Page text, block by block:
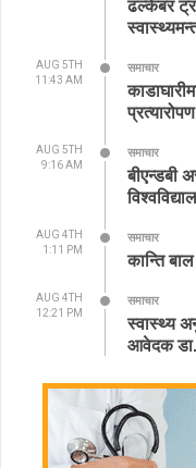
ढल्केबर
AUG 5TH
11:43 AM
समाचार
AUG 5TH
9:16 AM
समाचार
बीएन्डबी
AUG 4TH
1:11 PM
समाचार
कान्ति
AUG 4TH
12:21 PM
समाचार
स्वास्थ्य
आवेदक डा.